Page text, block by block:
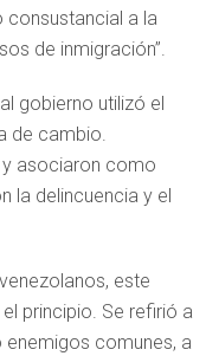
consustancial a la
de inmigración”.
gobierno utilizó el
de cambio.
y asociaron como
la delincuencia y el
este
principio. Se refirió a
comunes, a